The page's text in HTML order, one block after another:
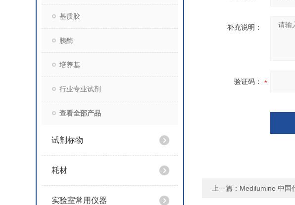
基质胶
胰酶
培养基
行业专业试剂
查看全部产品
试剂标物
耗材
实验室常用仪器
补充说明：
验证码：
上一篇： Medilumine 中国